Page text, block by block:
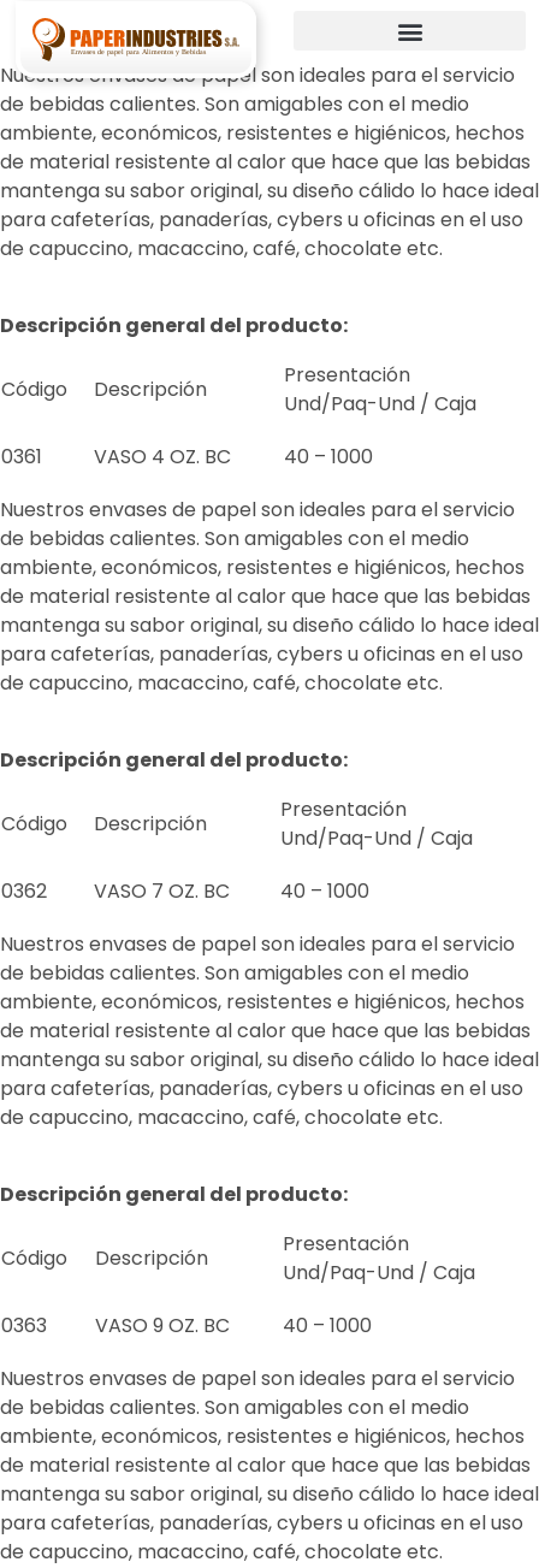
Nuestros envases de papel son ideales para el servicio
de bebidas calientes. Son amigables con el medio
ambiente, económicos, resistentes e higiénicos, hechos
de material resistente al calor que hace que las bebidas
mantenga su sabor original, su diseño cálido lo hace ideal
para cafeterías, panaderías, cybers u oficinas en el uso
de capuccino, macaccino, café, chocolate etc.
Descripción general del producto:
Código Descripción
Presentación
Und/Paq-Und / Caja
0361
VASO 4 OZ. BC
40 – 1000
Nuestros envases de papel son ideales para el servicio
de bebidas calientes. Son amigables con el medio
ambiente, económicos, resistentes e higiénicos, hechos
de material resistente al calor que hace que las bebidas
mantenga su sabor original, su diseño cálido lo hace ideal
para cafeterías, panaderías, cybers u oficinas en el uso
de capuccino, macaccino, café, chocolate etc.
Descripción general del producto:
Código Descripción
Presentación
Und/Paq-Und / Caja
0362
VASO 7 OZ. BC
40 – 1000
Nuestros envases de papel son ideales para el servicio
de bebidas calientes. Son amigables con el medio
ambiente, económicos, resistentes e higiénicos, hechos
de material resistente al calor que hace que las bebidas
mantenga su sabor original, su diseño cálido lo hace ideal
para cafeterías, panaderías, cybers u oficinas en el uso
de capuccino, macaccino, café, chocolate etc.
Descripción general del producto:
Código Descripción
Presentación
Und/Paq-Und / Caja
0363
VASO 9 OZ. BC
40 – 1000
Nuestros envases de papel son ideales para el servicio
de bebidas calientes. Son amigables con el medio
ambiente, económicos, resistentes e higiénicos, hechos
de material resistente al calor que hace que las bebidas
mantenga su sabor original, su diseño cálido lo hace ideal
para cafeterías, panaderías, cybers u oficinas en el uso
de capuccino, macaccino, café, chocolate etc.